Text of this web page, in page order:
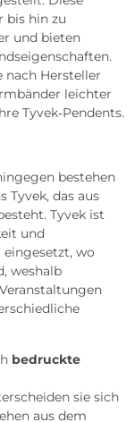
bis hin zu
und bieten
nach Hersteller
leichter
Tyvek‑Pendents.
bestehen
Tyvek, das aus
Tyvek ist
und
wo
weshalb
bedruckte
sie sich
aus dem